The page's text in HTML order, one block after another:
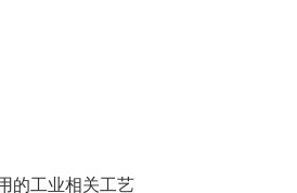
的工业相关工艺